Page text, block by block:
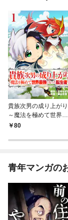
貴族次男の成り上がり
～魔法を極めて世界最
強になった転生者～
80
青年マンガの